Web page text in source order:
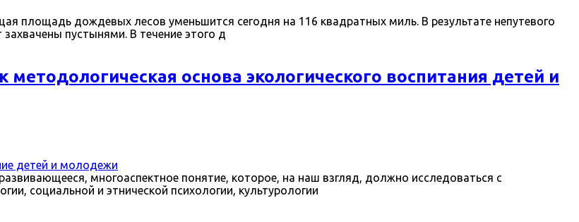
площадь дождевых лесов уменьшится сегодня на 116 квадратных миль. В результате непутевого
пустынями. В течение этого д
методологическая основа экологического воспитания детей и
детей и молодежи
многоаспектное понятие, которое, на наш взгляд, должно исследоваться с
социальной и этнической психологии, культурологии